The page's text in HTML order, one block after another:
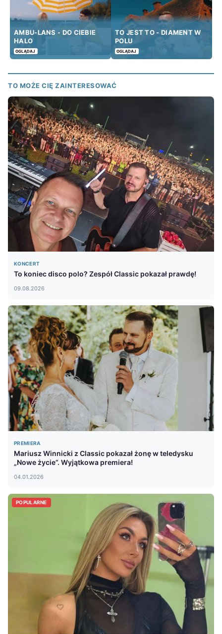
AMBU-LANS - DO CIEBIE
HALO
OGLĄDAJ
TO JEST TO - DIAMENT W
POLU
OGLĄDAJ
TO MOŻE CIĘ ZAINTERESOWAĆ
KONCERT
To koniec disco polo? Zespół Classic pokazał prawdę!
09.08.2026
PREMIERA
Mariusz Winnicki z Classic pokazał żonę w teledysku
„Nowe życie”. Wyjątkowa premiera!
04.01.2026
POPULARNE